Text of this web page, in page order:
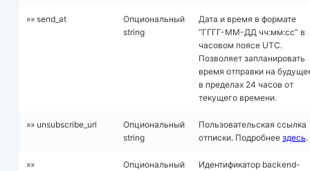
»» send_at
Опциональный
string
Дата и время в формате
“ГГГГ-ММ-ДД чч:мм:сс” в
часовом поясе UTC.
Позволяет запланировать
время отправки на
в пределах 24 часов от
текущего времени.
»» unsubscribe_url
Опциональный
string
Пользовательская ссылка
отписки. Подробнее здесь.
»»
Опциональный
Идентификатор backend-